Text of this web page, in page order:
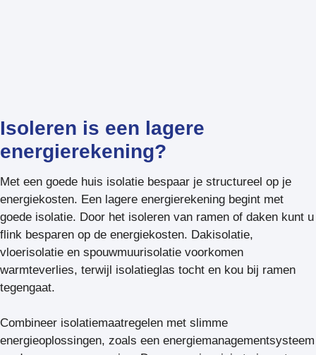
Isoleren is een lagere
energierekening?
Met een goede huis isolatie bespaar je structureel op je
energiekosten. Een lagere energierekening begint met
goede isolatie. Door het isoleren van ramen of daken kunt u
flink besparen op de energiekosten. Dakisolatie,
vloerisolatie en spouwmuurisolatie voorkomen
warmteverlies, terwijl isolatieglas tocht en kou bij ramen
tegengaat.
Combineer isolatiemaatregelen met slimme
energieoplossingen, zoals een energiemanagementsysteem